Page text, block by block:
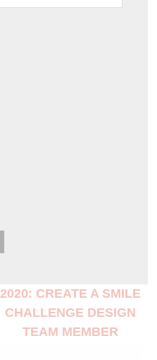
2020: CREATE A SMILE
CHALLENGE DESIGN
TEAM MEMBER